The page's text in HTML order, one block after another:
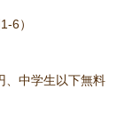
6）
、中学生以下無料